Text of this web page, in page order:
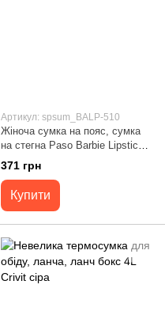
Артикул: spsum_BALP-510
Жіноча сумка на пояс, сумка
на стегна Paso Barbie Lipstick в
смужку
371 грн
Купити